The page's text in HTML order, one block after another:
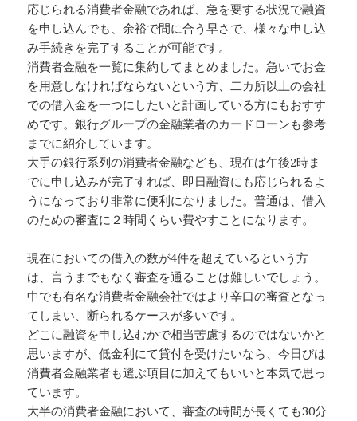
応じられる消費者金融であれば、急を要する状況で融資
を申し込んでも、余裕で間に合う早さで、様々な申し込
み手続きを完了することが可能です。
消費者金融を一覧に集約してまとめました。急いでお金
を用意しなければならないという方、二カ所以上の会社
での借入金を一つにしたいと計画している方にもおすす
めです。銀行グループの金融業者のカードローンも参考
までに紹介しています。
大手の銀行系列の消費者金融なども、現在は午後2時ま
でに申し込みが完了すれば、即日融資にも応じられるよ
うになっており非常に便利になりました。普通は、借入
のための審査に２時間くらい費やすことになります。
現在においての借入の数が4件を超えているという方
は、言うまでもなく審査を通ることは難しいでしょう。
中でも有名な消費者金融会社ではより辛口の審査となっ
てしまい、断られるケースが多いです。
どこに融資を申し込むかで相当苦慮するのではないかと
思いますが、低金利にて貸付を受けたいなら、今日びは
消費者金融業者も選ぶ項目に加えてもいいと本気で思っ
ています。
大半の消費者金融において、審査の時間が長くても30分